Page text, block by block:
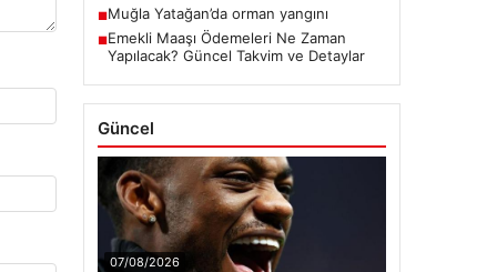
■Muğla Yatağan’da orman yangını
■Emekli Maaşı Ödemeleri Ne Zaman
Yapılacak? Güncel Takvim ve Detaylar
Güncel
07/08/2026